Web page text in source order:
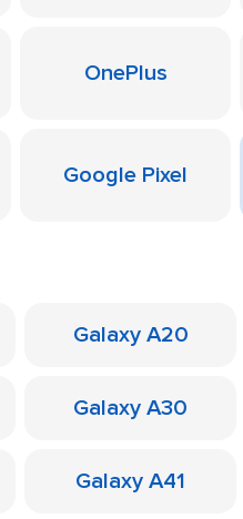
OnePlus
Google Pixel
Galaxy A20
Galaxy A30
Galaxy A41